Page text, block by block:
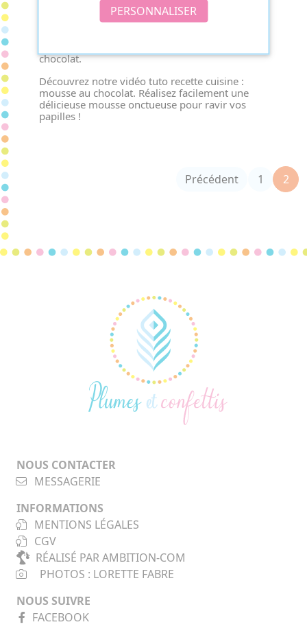
#Atelier cuisine
chocolat.
Découvrez notre vidéo tuto recette cuisine :
mousse au chocolat. Réalisez facilement une
délicieuse mousse onctueuse pour ravir vos
papilles !
Précédent 1 2
NOUS CONTACTER
MESSAGERIE
INFORMATIONS
MENTIONS LÉGALES
CGV
RÉALISÉ PAR AMBITION-COM
PHOTOS : LORETTE FABRE
NOUS SUIVRE
FACEBOOK
PERSONNALISER